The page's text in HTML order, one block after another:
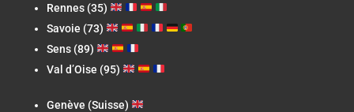
Rennes (35)
Savoie (73)
Sens (89)
Val d’Oise (95)
Genève (Suisse)